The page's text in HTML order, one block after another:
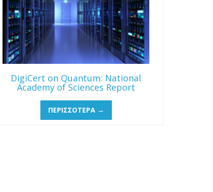
DigiCert on Quantum: National
Academy of Sciences Report
ΠΕΡΙΣΣΌΤΕΡΑ →